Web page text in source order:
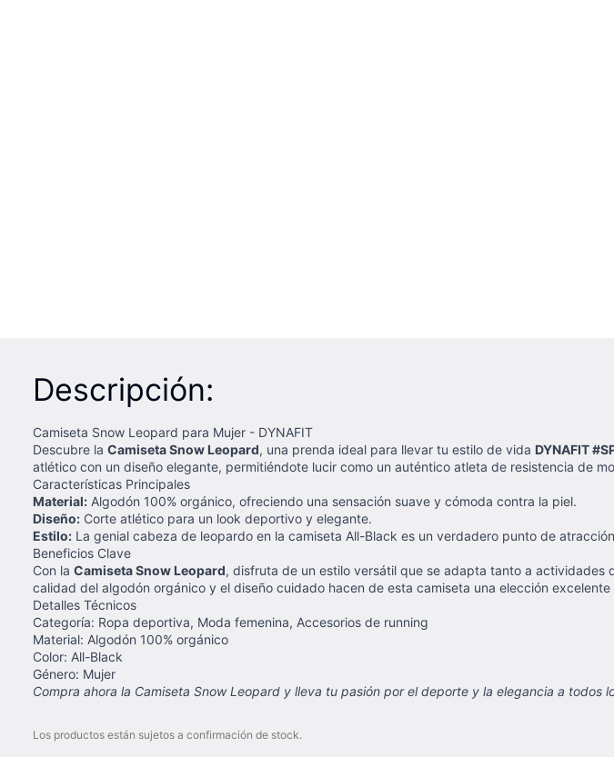
Descripción:
Camiseta Snow Leopard para Mujer - DYNAFIT
Descubre la Camiseta Snow Leopard, una prenda ideal para llevar tu estilo de vida DYNAFIT
atlético con un diseño elegante, permitiéndote lucir como un auténtico atleta de resistencia de
Características Principales
Material: Algodón 100% orgánico, ofreciendo una sensación suave y cómoda contra la piel.
Diseño: Corte atlético para un look deportivo y elegante.
Estilo: La genial cabeza de leopardo en la camiseta All-Black es un verdadero punto de
Beneficios Clave
Con la Camiseta Snow Leopard, disfruta de un estilo versátil que se adapta tanto a
calidad del algodón orgánico y el diseño cuidado hacen de esta camiseta una elección
Detalles Técnicos
Categoría: Ropa deportiva, Moda femenina, Accesorios de running
Material: Algodón 100% orgánico
Color: All-Black
Género: Mujer
Compra ahora la Camiseta Snow Leopard y lleva tu pasión por el deporte y la elegancia a todos
Los productos están sujetos a confirmación de stock.